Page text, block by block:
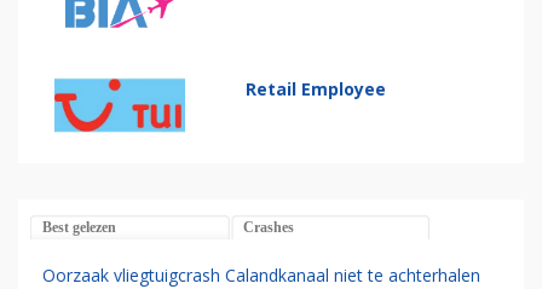
Retail Employee
Best gelezen Crashes
Oorzaak vliegtuigcrash Calandkanaal niet te achterhalen